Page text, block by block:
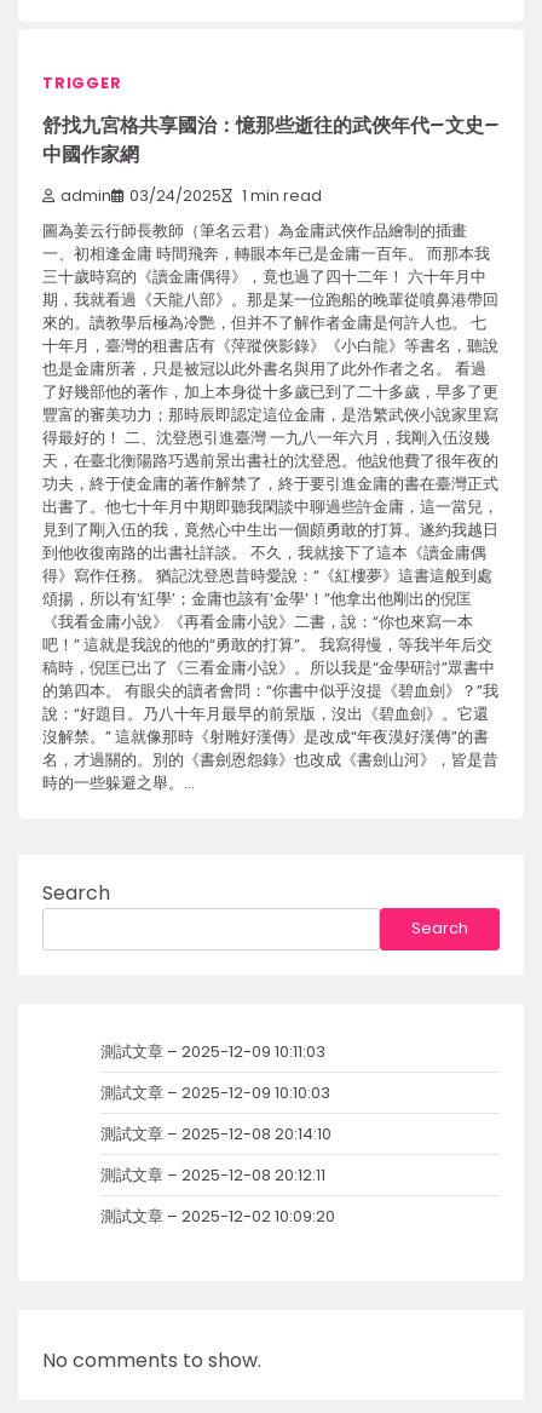
TRIGGER
舒找九宮格共享國治：憶那些逝往的武俠年代–文史–
中國作家網
admin 03/24/2025 1 min read
圖為姜云行師長教師（筆名云君）為金庸武俠作品繪制的插畫
一、初相逢金庸 時間飛奔，轉眼本年已是金庸一百年。 而那本我
三十歲時寫的《讀金庸偶得》，竟也過了四十二年！ 六十年月中
期，我就看過《天龍八部》。那是某一位跑船的晚輩從噴鼻港帶回
來的。讀教學后極為冷艷，但并不了解作者金庸是何許人也。 七
十年月，臺灣的租書店有《萍蹤俠影錄》《小白龍》等書名，聽說
也是金庸所著，只是被冠以此外書名與用了此外作者之名。 看過
了好幾部他的著作，加上本身從十多歲已到了二十多歲，早多了更
豐富的審美功力；那時辰即認定這位金庸，是浩繁武俠小說家里寫
得最好的！ 二、沈登恩引進臺灣 一九八一年六月，我剛入伍沒幾
天，在臺北衡陽路巧遇前景出書社的沈登恩。他說他費了很年夜的
功夫，終于使金庸的著作解禁了，終于要引進金庸的書在臺灣正式
出書了。他七十年月中期即聽我閑談中聊過些許金庸，這一當兒，
見到了剛入伍的我，竟然心中生出一個頗勇敢的打算。遂約我越日
到他收復南路的出書社詳談。 不久，我就接下了這本《讀金庸偶
得》寫作任務。 猶記沈登恩昔時愛說：“《紅樓夢》這書這般到處
頌揚，所以有‘紅學’；金庸也該有‘金學’！”他拿出他剛出的倪匡
《我看金庸小說》《再看金庸小說》二書，說：“你也來寫一本
吧！” 這就是我說的他的“勇敢的打算”。 我寫得慢，等我半年后交
稿時，倪匡已出了《三看金庸小說》。所以我是“金學研討”眾書中
的第四本。 有眼尖的讀者會問：“你書中似乎沒提《碧血劍》？”我
說：“好題目。乃八十年月最早的前景版，沒出《碧血劍》。它還
沒解禁。” 這就像那時《射雕好漢傳》是改成“年夜漠好漢傳”的書
名，才過關的。別的《書劍恩怨錄》也改成《書劍山河》，皆是昔
時的一些躲避之舉。…
Search
Search
測試文章 – 2025-12-09 10:11:03
測試文章 – 2025-12-09 10:10:03
測試文章 – 2025-12-08 20:14:10
測試文章 – 2025-12-08 20:12:11
測試文章 – 2025-12-02 10:09:20
No comments to show.